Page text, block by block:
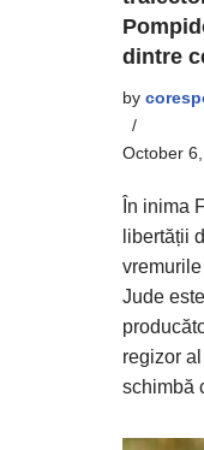
dintre
by
October
În inima
libertății
Jude
regizor
schimbă